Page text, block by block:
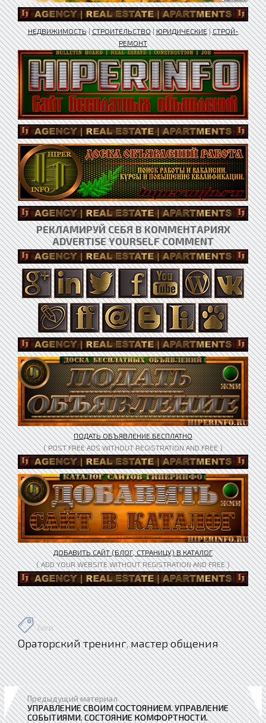
НЕДВИЖИМОСТЬ|СТРОИТЕЛЬСТВО|ЮРИДИЧЕСКИЕ|СТРОЙ-
РЕМОНТ
РЕКЛАМИРУЙ СЕБЯ В КОММЕНТАРИЯХ
ADVERTISE YOURSELF COMMENT
ПОДАТЬ ОБЪЯВЛЕНИЕ БЕСПЛАТНО
( POST FREE ADS WITHOUT REGISTRATION AND FREE )
ДОБАВИТЬ САЙТ (БЛОГ, СТРАНИЦУ) В КАТАЛОГ
( ADD YOUR WEBSITE WITHOUT REGISTRATION AND FREE )
Теги
Ораторский тренинг,мастер общения
Предыдущий материал
УПРАВЛЕНИЕ СВОИМ СОСТОЯНИЕМ. УПРАВЛЕНИЕ
СОБЫТИЯМИ. СОСТОЯНИЕ КОМФОРТНОСТИ.